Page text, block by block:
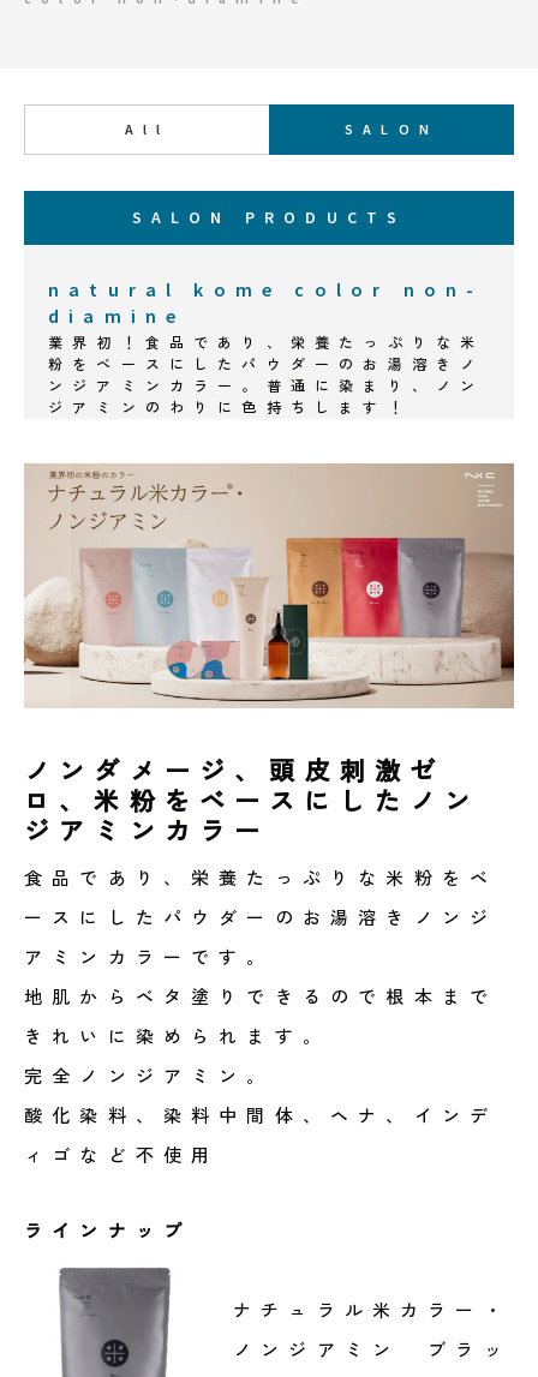
All SALON
SALON PRODUCTS
natural kome color non-
diamine
業界初！食品であり、栄養たっぷりな米
粉をベースにしたパウダーのお湯溶きノ
ンジアミンカラー。普通に染まり、ノン
ジアミンのわりに色持ちします！
ノンダメージ、頭皮刺激ゼ
ロ、米粉をベースにしたノン
ジアミンカラー
食品であり、栄養たっぷりな米粉をベ
ースにしたパウダーのお湯溶きノンジ
アミンカラーです。
地肌からベタ塗りできるので根本まで
きれいに染められます。
完全ノンジアミン。
酸化染料、染料中間体、ヘナ、インデ
ィゴなど不使用
ラインナップ
ナチュラル米カラー・
ノンジアミン ブラッ